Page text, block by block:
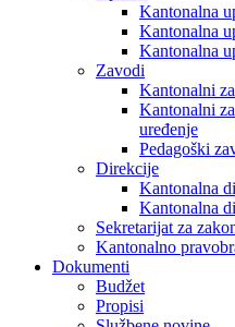
Kantonalna
Kantonalna
Kantonalna
Zavodi
Kantonalni
Kantonalni
uređenje
Pedagoški
Direkcije
Kantonalna
Kantonalna
Sekretarijat za
Kantonalno
Dokumenti
Budžet
Propisi